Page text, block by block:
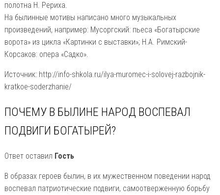
полотна Н. Рериха.
На былинные мотивы написано много музыкальных
произведений, например: Мусоргский: пьеса «Богатырские
ворота» из цикла «Картинки с выставки»; Н.А. Римский-
Корсаков: опера «Садко».
Источник: http://info-shkola.ru/ilya-muromec-i-solovej-razbojnik-
kratkoe-soderzhanie/
ПОЧЕМУ В БЫЛИНЕ НАРОД ВОСПЕВАЛ
ПОДВИГИ БОГАТЫРЕЙ?
Ответ оставил Гость
В образах героев былин, в их мужественном поведении народ
воспевал патриотические подвиги, самоотверженную борьбу